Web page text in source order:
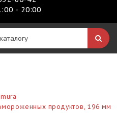
- 20:00
продуктов, 196 мм